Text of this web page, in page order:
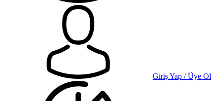
Giriş Yap / Üye Ol